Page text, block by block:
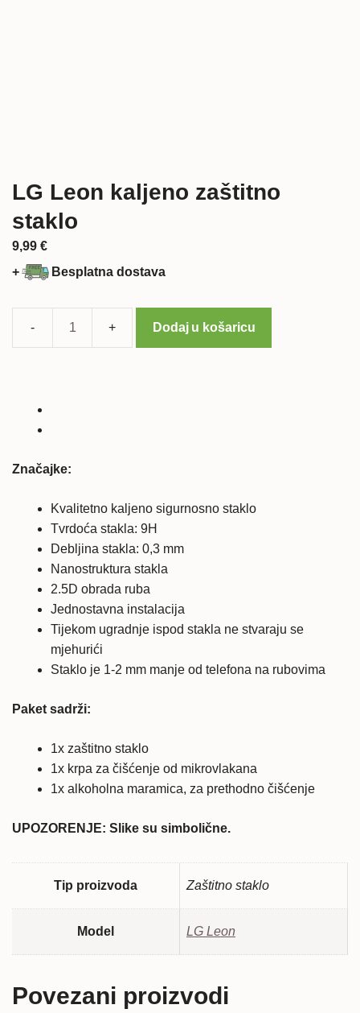
LG Leon kaljeno zaštitno
staklo
9,99 €
+
Besplatna dostava
Dodaj u košaricu
Značajke:
Kvalitetno kaljeno sigurnosno staklo
Tvrdoća stakla: 9H
Debljina stakla: 0,3 mm
Nanostruktura stakla
2.5D obrada ruba
Jednostavna instalacija
Tijekom ugradnje ispod stakla ne stvaraju se
mjehurići
Staklo je 1-2 mm manje od telefona na rubovima
Paket sadrži:
1x zaštitno staklo
1x krpa za čišćenje od mikrovlakana
1x alkoholna maramica, za prethodno čišćenje
UPOZORENJE: Slike su simbolične.
Tip proizvoda Zaštitno staklo
Model LG Leon
Povezani proizvodi